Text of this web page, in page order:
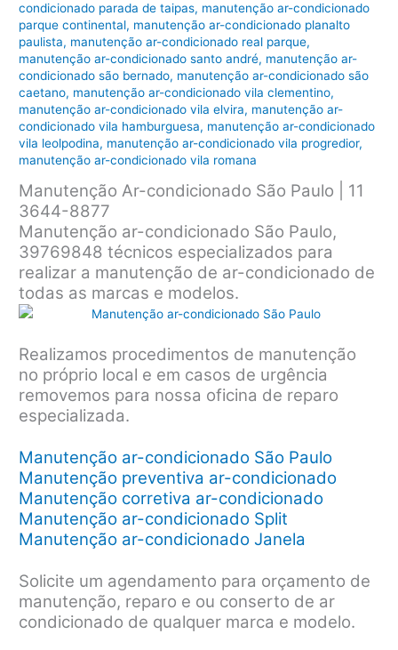
condicionado parada de taipas, manutenção ar-condicionado
parque continental, manutenção ar-condicionado planalto
paulista, manutenção ar-condicionado real parque,
manutenção ar-condicionado santo andré, manutenção ar-
condicionado são bernado, manutenção ar-condicionado são
caetano, manutenção ar-condicionado vila clementino,
manutenção ar-condicionado vila elvira, manutenção ar-
condicionado vila hamburguesa, manutenção ar-condicionado
vila leolpodina, manutenção ar-condicionado vila progredior,
manutenção ar-condicionado vila romana
Manutenção Ar-condicionado São Paulo | 11
3644-8877
Manutenção ar-condicionado São Paulo,
39769848 técnicos especializados para
realizar a manutenção de ar-condicionado de
todas as marcas e modelos.
Realizamos procedimentos de manutenção
no próprio local e em casos de urgência
removemos para nossa oficina de reparo
especializada.
Manutenção ar-condicionado São Paulo
Manutenção preventiva ar-condicionado
Manutenção corretiva ar-condicionado
Manutenção ar-condicionado Split
Manutenção ar-condicionado Janela
Solicite um agendamento para orçamento de
manutenção, reparo e ou conserto de ar
condicionado de qualquer marca e modelo.